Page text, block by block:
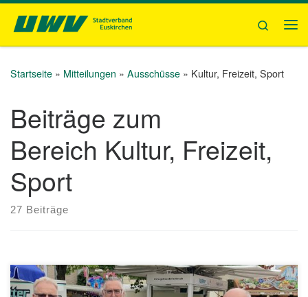
Zum Inhalt springen
Search
Startseite » Mitteilungen » Ausschüsse » Kultur, Freizeit, Sport
Beiträge zum
Bereich Kultur, Freizeit,
Sport
27 Beiträge